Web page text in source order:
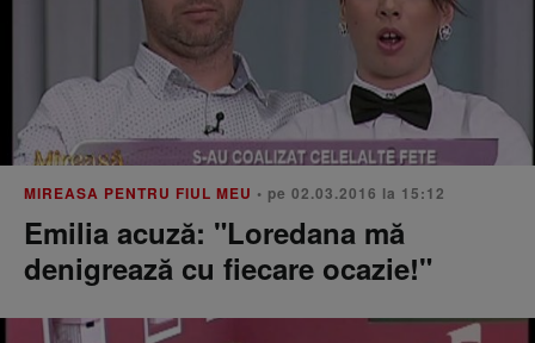
MIREASA PENTRU FIUL MEU • pe 02.03.2016 la 15:12
Emilia acuză: "Loredana mă
denigrează cu fiecare ocazie!"